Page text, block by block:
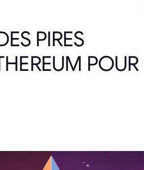
PIRES
POUR